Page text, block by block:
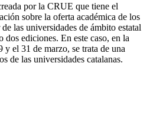
por la CRUE que tiene el
sobre la oferta académica de los
las universidades de ámbito estatal
dos ediciones. En este caso, en la
y el 31 de marzo, se trata de una
de las universidades catalanas.